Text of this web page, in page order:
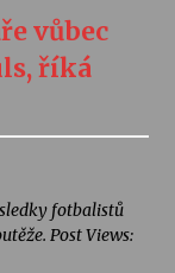
vůbec
říká
fotbalistů
Post Views: